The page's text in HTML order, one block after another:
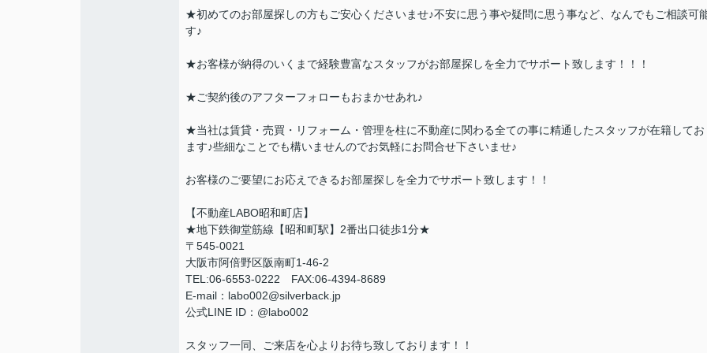
★初めてのお部屋探しの方もご安心くださいませ♪不安に思う事や疑問に思う事など、なんでもご相談可
す♪
★お客様が納得のいくまで経験豊富なスタッフがお部屋探しを全力でサポート致します！！！
★ご契約後のアフターフォローもおまかせあれ♪
★当社は賃貸・売買・リフォーム・管理を柱に不動産に関わる全ての事に精通したスタッフが在籍してお
ます♪些細なことでも構いませんのでお気軽にお問合せ下さいませ♪
お客様のご要望にお応えできるお部屋探しを全力でサポート致します！！
【不動産LABO昭和町店】
★地下鉄御堂筋線【昭和町駅】2番出口徒歩1分★
〒545-0021
大阪市阿倍野区阪南町1-46-2
TEL:06-6553-0222 FAX:06-4394-8689
E-mail：labo002@silverback.jp
公式LINE ID：@labo002
スタッフ一同、ご来店を心よりお待ち致しております！！